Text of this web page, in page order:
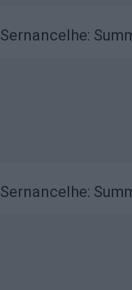
Sernancelhe:
Sernancelhe: